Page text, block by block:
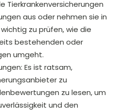
Tierkrankenversicherungen
aus oder nehmen sie in
zu prüfen, wie die
bestehenden oder
umgeht.
Es ist ratsam,
zu
zu lesen, um
und den